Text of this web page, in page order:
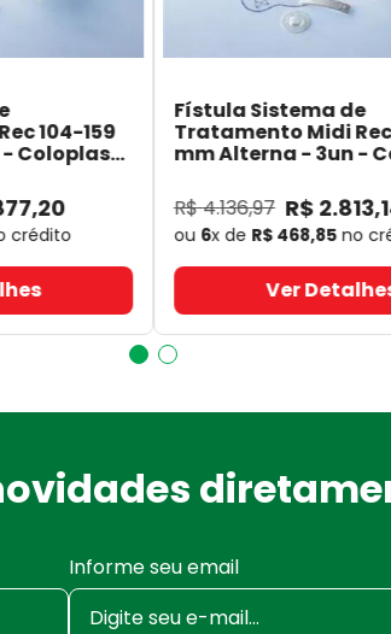
104-159
Coloplast
,20
crédito
Fístula Sistema de
Tratamento Midi
mm Alterna - 3un -
R$4.136,97 R$ 2.813,
ou 6x de R$ 468,85no
Ver
Informe seu email